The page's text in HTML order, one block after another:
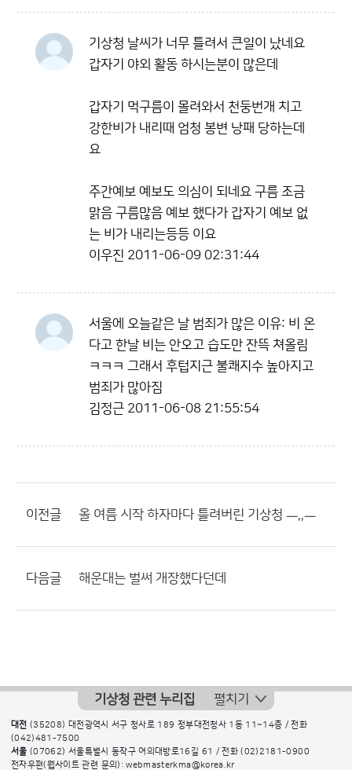
기상청 날씨가 너무 틀려서 큰일이 났네요
갑자기 야외 활동 하시는분이 많은데
갑자기 먹구름이 몰려와서 천둥번개 치고
강한비가 내리때 엄청 봉변 낭패 당하는데
요
주간예보 예보도 의심이 되네요 구름 조금
맑음 구름많음 예보 했다가 갑자기 예보 없
는 비가 내리는등등 이요
이우진 2011-06-09 02:31:44
서울에 오늘같은 날 범죄가 많은 이유: 비 온
다고 한날 비는 안오고 습도만 잔뜩 쳐올림
ㅋㅋㅋ 그래서 후텁지근 불쾌지수 높아지고
범죄가 많아짐
김정근 2011-06-08 21:55:54
이전글 올 여름 시작 하자마다 틀려버린 기상청 ㅡ,,ㅡ
다음글 해운대는 벌써 개장했다던데
기상청 관련 누리집 펼치기
대전 (35208) 대전광역시 서구 청사로 189 정부대전청사 1동 11~14층 / 전화
(042)481-7500
서울 (07062) 서울특별시 동작구 여의대방로16길 61 / 전화(02)2181-0900
전자우편(웹사이트 관련 문의): webmasterkma@korea.kr